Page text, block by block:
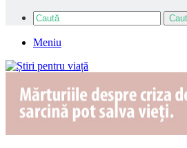
Meniu